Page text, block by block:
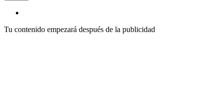
Tu contenido empezará después de la publicidad